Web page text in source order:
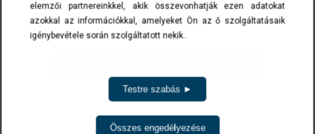
elemzői partnereinkkel, akik összevonhatják ezen adatokat
azokkal az információkkal, amelyeket Ön az ő szolgáltatásaik
igénybevétele során szolgáltatott nekik..
Testre szabás ►
Összes engedélyezése